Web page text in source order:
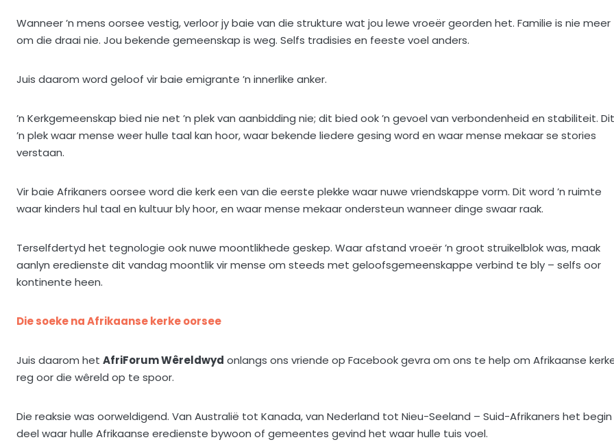
Wanneer ’n mens oorsee vestig, verloor jy baie van die strukture wat jou lewe vroeër georden het. Familie is nie meer
om die draai nie. Jou bekende gemeenskap is weg. Selfs tradisies en feeste voel anders.
Juis daarom word geloof vir baie emigrante ’n innerlike anker.
’n Kerkgemeenskap bied nie net ’n plek van aanbidding nie; dit bied ook ’n gevoel van verbondenheid en stabiliteit.
’n plek waar mense weer hulle taal kan hoor, waar bekende liedere gesing word en waar mense mekaar se stories
verstaan.
Vir baie Afrikaners oorsee word die kerk een van die eerste plekke waar nuwe vriendskappe vorm. Dit word ’n ruimte
waar kinders hul taal en kultuur bly hoor, en waar mense mekaar ondersteun wanneer dinge swaar raak.
Terselfdertyd het tegnologie ook nuwe moontlikhede geskep. Waar afstand vroeër ’n groot struikelblok was, maak
aanlyn eredienste dit vandag moontlik vir mense om steeds met geloofsgemeenskappe verbind te bly – selfs oor
kontinente heen.
Die soeke na Afrikaanse kerke oorsee
Juis daarom het AfriForum Wêreldwyd onlangs ons vriende op Facebook gevra om ons te help om Afrikaanse
reg oor die wêreld op te spoor.
Die reaksie was oorweldigend. Van Australië tot Kanada, van Nederland tot Nieu-Seeland – Suid-Afrikaners het begin
deel waar hulle Afrikaanse eredienste bywoon of gemeentes gevind het waar hulle tuis voel.